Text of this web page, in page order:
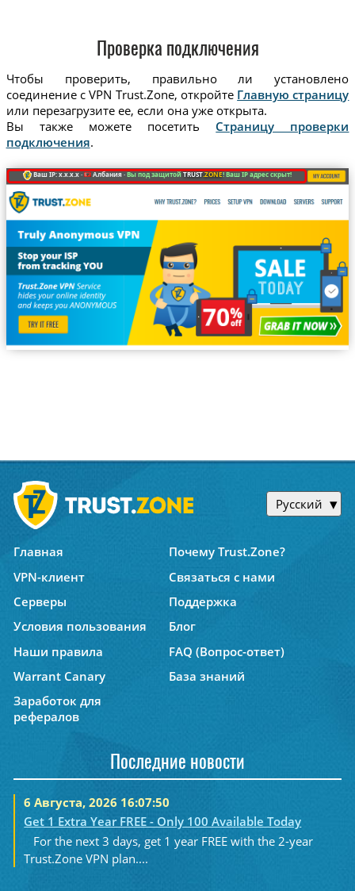
Проверка подключения
Чтобы проверить, правильно ли установлено
соединение с VPN Trust.Zone, откройте Главную страницу
или перезагрузите ее, если она уже открыта.
Вы также можете посетить Страницу проверки
подключения.
Ваш IP: x.x.x.x · Албания ·Вы под защитойTRUST.ZONE! Ваш IP адрес скрыт!
Русский
Главная
Почему Trust.Zone?
VPN-клиент
Связаться с нами
Серверы
Поддержка
Условия пользования
Блог
Наши правила
FAQ (Вопрос-ответ)
Warrant Canary
База знаний
Заработок для
рефералов
Последние новости
6 Августа, 2026 16:07:50
Get 1 Extra Year FREE - Only 100 Available Today
For the next 3 days, get 1 year FREE with the 2-year
Trust.Zone VPN plan....